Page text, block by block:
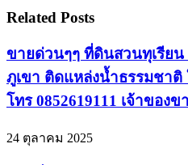
Related Posts
ขายด่วนๆๆ ที่ดินสวนทุเรียน
ภูเขา ติดแหล่งน้ำธรรมชาติ
โทร 0852619111 เจ้าของข
24 ตุลาคม 2025